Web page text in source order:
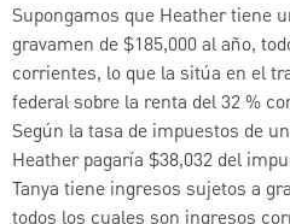
Supongamos que Heather tiene
gravamen de $185,000 al año,
corrientes, lo que la sitúa en el
federal sobre la renta del 32 %
Según la tasa de impuestos de
Heather pagaría $38,032 del
Tanya tiene ingresos sujetos a